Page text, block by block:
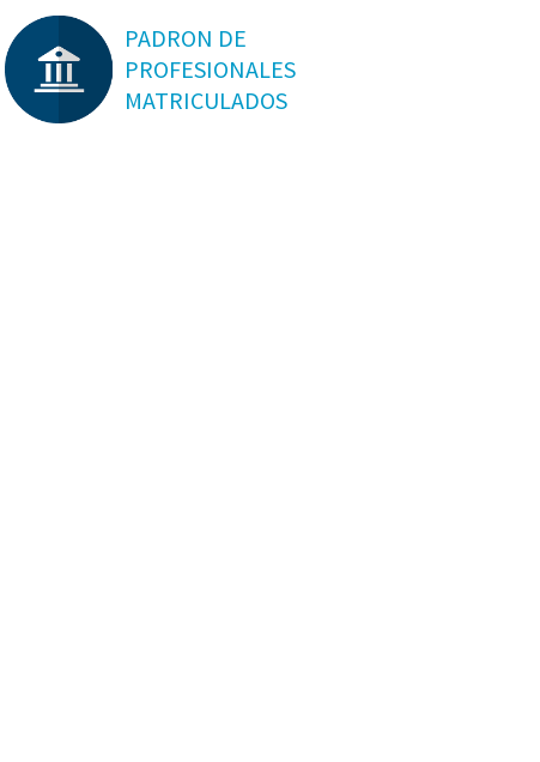
PADRON DE
PROFESIONALES
MATRICULADOS